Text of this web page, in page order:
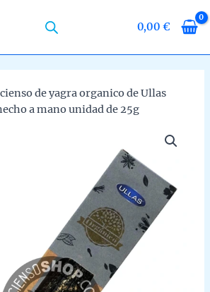
0,00€
de yagra organico de Ullas
a mano unidad de 25g